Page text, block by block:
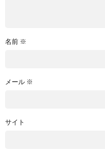
名前 ※
メール ※
サイト